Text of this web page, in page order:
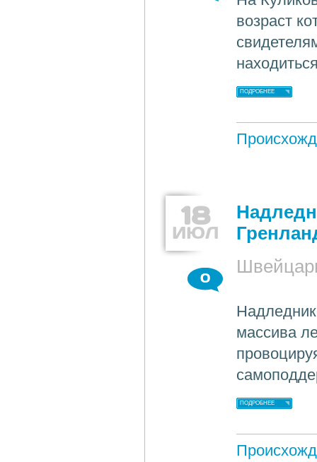
возраст
ПОДРОБНЕЕ
18
ИЮЛ
0
массива
ПОДРОБНЕЕ